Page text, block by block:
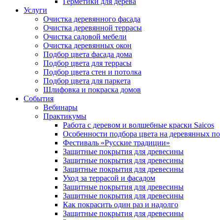
Услуги
Очистка деревянного фасада
Очистка деревянной террасы
Очистка садовой мебели
Очистка деревянных окон
Подбор цвета фасада дома
Подбор цвета для террасы
Подбор цвета стен и потолка
Подбор цвета для паркета
Шлифовка и покраска домов
События
Вебинары
Практикумы
Работа с деревом и волшебные краски Saicos
Особенности подбора цвета на деревянных
Фестиваль «Русские традиции»
Защитные покрытия для древесины
Защитные покрытия для древесины
Защитные покрытия для древесины
Уход за террасой и фасадом
Защитные покрытия для древесины
Защитные покрытия для древесины
Как покрасить один раз и надолго
Защитные покрытия для древесины